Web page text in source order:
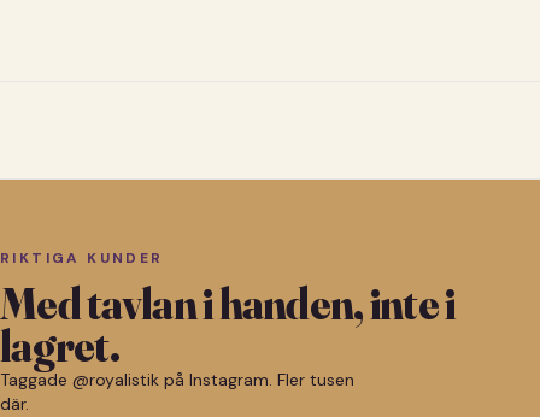
RIKTIGA KUNDER
Med tavlan i handen, inte i
lagret.
Taggade @royalistik på Instagram. Fler tusen
där.